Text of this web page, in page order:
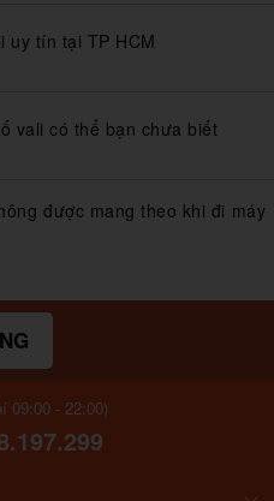
uy tín tại TP HCM
vali có thể bạn chưa biết
được mang theo khi đi máy
09:00 - 22:00)